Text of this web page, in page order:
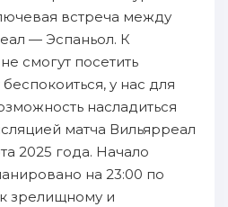
встреча между
— Эспаньол. К
смогут посетить
у нас для
насладиться
матча Вильярреал
2025 года. Начало
на 23:00 по
зрелищному и